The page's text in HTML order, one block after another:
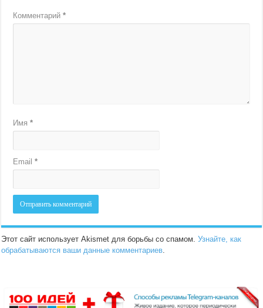
Комментарий*
Имя*
Email*
Этот сайт использует Akismet для борьбы со спамом.Узнайте, как
обрабатываются ваши данные комментариев.